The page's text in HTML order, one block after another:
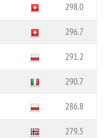
298.0
296.7
291.2
290.7
286.8
279.5